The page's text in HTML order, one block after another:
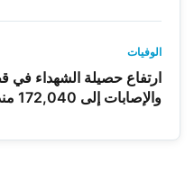
الوفيات
والإصابات إلى 172,040 منذ بدء العدوان